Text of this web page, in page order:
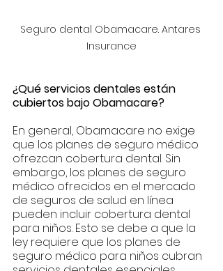
Seguro dental Obamacare. Antares
Insurance
¿Qué servicios dentales están
cubiertos bajo Obamacare?
En general, Obamacare no exige
que los planes de seguro médico
ofrezcan cobertura dental. Sin
embargo, los planes de seguro
médico ofrecidos en el mercado
de seguros de salud en línea
pueden incluir cobertura dental
para niños. Esto se debe a que la
ley requiere que los planes de
seguro médico para niños cubran